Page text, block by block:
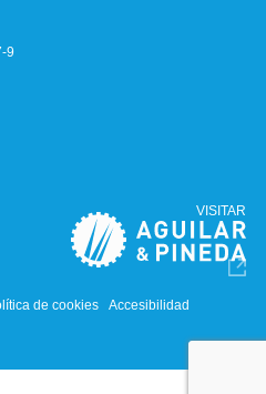
9
VISITAR
de cookies
Accesibilidad